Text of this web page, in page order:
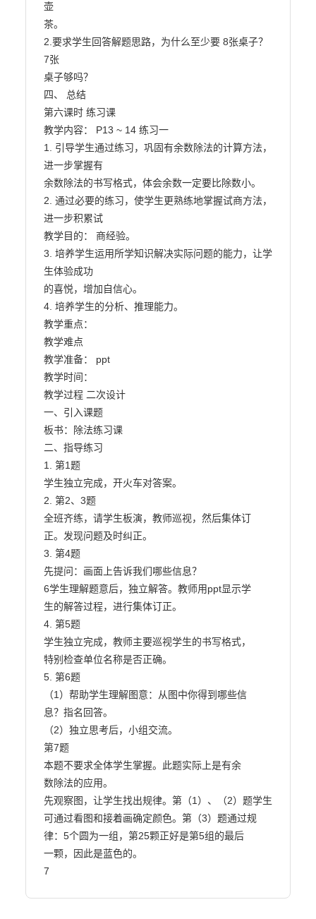
壶
茶。
2.要求学生回答解题思路，为什么至少要 8张桌子？
7张
桌子够吗？
四、 总结
第六课时 练习课
教学内容： P13 ~ 14 练习一
1. 引导学生通过练习，巩固有余数除法的计算方法，
进一步掌握有
余数除法的书写格式，体会余数一定要比除数小。
2. 通过必要的练习，使学生更熟练地掌握试商方法，
进一步积累试
教学目的： 商经验。
3. 培养学生运用所学知识解决实际问题的能力，让学
生体验成功
的喜悦，增加自信心。
4. 培养学生的分析、推理能力。
教学重点：
教学难点
教学准备： ppt
教学时间：
教学过程 二次设计
一、引入课题
板书：除法练习课
二、指导练习
1. 第1题
学生独立完成，开火车对答案。
2. 第2、3题
全班齐练，请学生板演，教师巡视，然后集体订
正。发现问题及时纠正。
3. 第4题
先提问：画面上告诉我们哪些信息？
6学生理解题意后，独立解答。教师用ppt显示学
生的解答过程，进行集体订正。
4. 第5题
学生独立完成，教师主要巡视学生的书写格式，
特别检查单位名称是否正确。
5. 第6题
（1）帮助学生理解图意：从图中你得到哪些信
息？指名回答。
（2）独立思考后，小组交流。
第7题
本题不要求全体学生掌握。此题实际上是有余
数除法的应用。
先观察图，让学生找出规律。第（1）、（2）题学生
可通过看图和接着画确定颜色。第（3）题通过规
律：5个圆为一组，第25颗正好是第5组的最后
一颗，因此是蓝色的。
7